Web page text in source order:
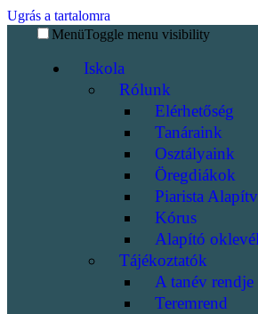
Ugrás a tartalomra
MenüToggle menu visibility
Iskola
Rólunk
Elérhetőség
Tanáraink
Osztályaink
Öregdiákok
Piarista
Kórus
Alapító oklevél
Tájékoztatók
A tanév rendje
Teremrend